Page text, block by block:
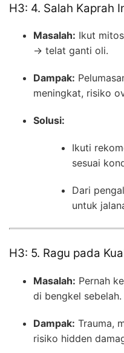
H3: 4. Salah Kaprah
Masalah: Ikut
→ telat ganti oli.
Dampak:
meningkat, risiko
Solusi:
Ikuti
sesuai
Dari
untuk
H3: 5. Ragu pada
Masalah: Pernah
di bengkel sebelah.
Dampak: Trauma,
risiko hidden